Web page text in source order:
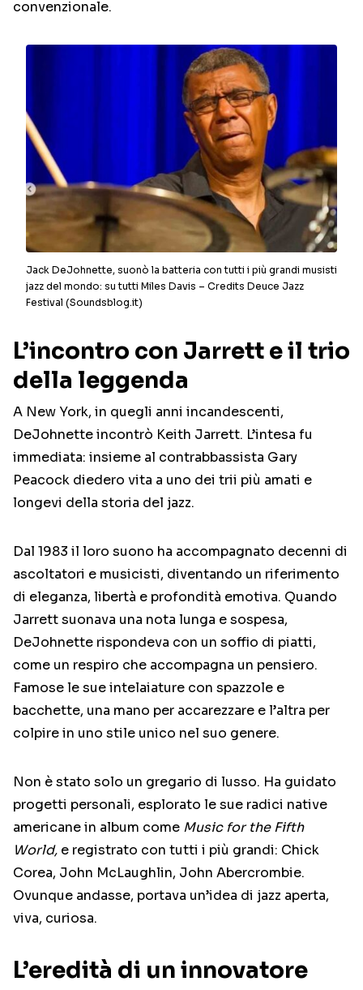
convenzionale.
Jack DeJohnette, suonò la batteria con tutti i più grandi musisti
jazz del mondo: su tutti Miles Davis – Credits Deuce Jazz
Festival (Soundsblog.it)
L’incontro con Jarrett e il trio
della leggenda
A New York, in quegli anni incandescenti,
DeJohnette incontrò Keith Jarrett. L’intesa fu
immediata: insieme al contrabbassista Gary
Peacock diedero vita a uno dei trii più amati e
longevi della storia del jazz.
Dal 1983 il loro suono ha accompagnato decenni di
ascoltatori e musicisti, diventando un riferimento
di eleganza, libertà e profondità emotiva. Quando
Jarrett suonava una nota lunga e sospesa,
DeJohnette rispondeva con un soffio di piatti,
come un respiro che accompagna un pensiero.
Famose le sue intelaiature con spazzole e
bacchette, una mano per accarezzare e l’altra per
colpire in uno stile unico nel suo genere.
Non è stato solo un gregario di lusso. Ha guidato
progetti personali, esplorato le sue radici native
americane in album come Music for the Fifth
World, e registrato con tutti i più grandi: Chick
Corea, John McLaughlin, John Abercrombie.
Ovunque andasse, portava un’idea di jazz aperta,
viva, curiosa.
L’eredità di un innovatore